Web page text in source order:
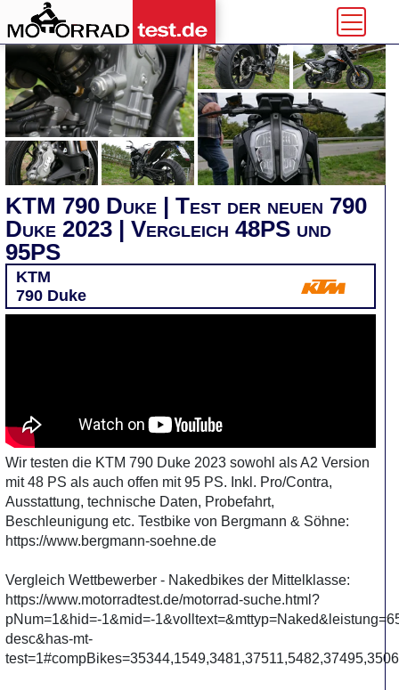
KTM 790 Duke | Test der neuen 790
Duke 2023 | Vergleich 48PS und
95PS
KTM
790 Duke
Wir testen die KTM 790 Duke 2023 sowohl als A2 Version
mit 48 PS als auch offen mit 95 PS. Inkl. Pro/Contra,
Ausstattung, technische Daten, Probefahrt,
Beschleunigung etc. Testbike von Bergmann & Söhne:
https://www.bergmann-soehne.de
Vergleich Wettbewerber - Nakedbikes der Mittelklasse:
https://www.motorradtest.de/motorrad-suche.html?
pNum=1&hid=-1&mid=-
desc&has-mt-